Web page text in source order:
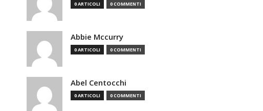
0 ARTICOLI 0 COMMENTI
Abbie Mccurry
0 ARTICOLI 0 COMMENTI
Abel Centocchi
0 ARTICOLI 0 COMMENTI